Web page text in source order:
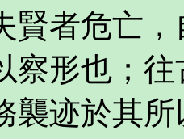
賢者危亡
察形也；
襲迹於其